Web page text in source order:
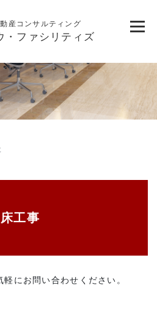
産コンサルティング
・ファシリティズ
床工事
にお問い合わせください。